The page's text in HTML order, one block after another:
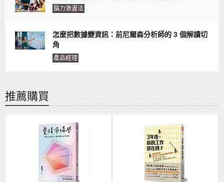
腦力激盪法
怎麼把數據變資訊：前尼爾森分析師的 3 個解讀切
角
產品經理
推薦購買